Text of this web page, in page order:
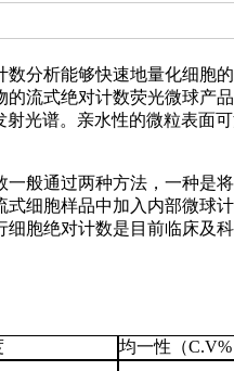
数分析能够快速地量化细胞
的流式绝对计数荧光微球产
射光谱。亲水性的微粒表面
一般通过两种方法，一种是
式细胞样品中加入内部微球
细胞绝对计数是目前临床及
均一性（C.V%